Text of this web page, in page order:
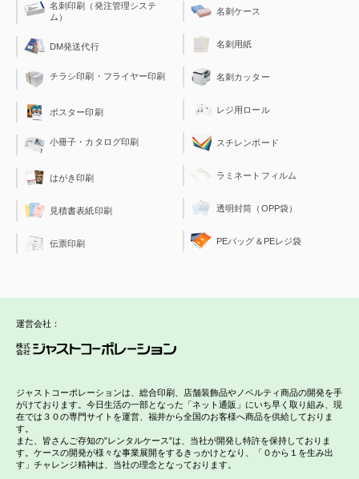
名刺印刷（発注管理システ
ム）
DM発送代行
チラシ印刷・フライヤー印刷
ポスター印刷
小冊子・カタログ印刷
はがき印刷
見積書表紙印刷
伝票印刷
名刺ケース
名刺用紙
名刺カッター
レジ用ロール
スチレンボード
ラミネートフィルム
透明封筒（OPP袋）
PEバッグ＆PEレジ袋
運営会社：
ジャストコーポレーションは、総合印刷、店舗装飾品やノベルティ商品の開発を手
がけております。今日生活の一部となった「ネット通販」にいち早く取り組み、現
在では３０の専門サイトを運営、福井から全国のお客様へ商品を供給しておりま
す。
また、皆さんご存知の”レンタルケース”は、当社が開発し特許を保持しておりま
す。ケースの開発が様々な事業展開をするきっかけとなり、「０から１を生み出
す」チャレンジ精神は、当社の理念となっております。